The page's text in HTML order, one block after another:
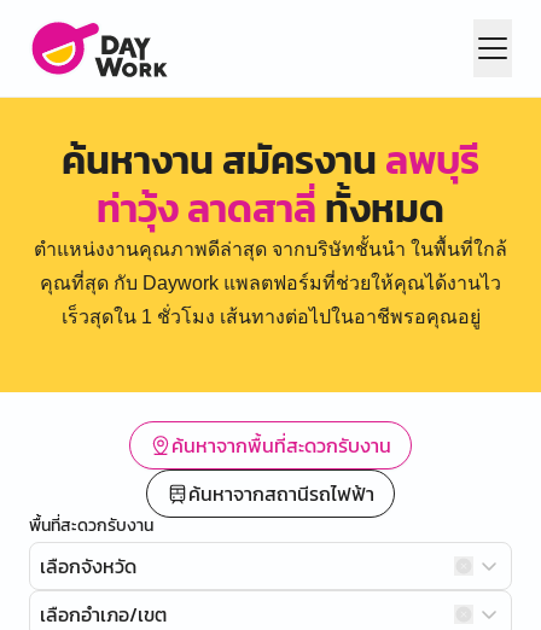
ค้นหางาน สมัครงานลพบุรี
ท่าวุ้ง ลาดสาลี่ทั้งหมด
ตำแหน่งงานคุณภาพดีล่าสุด จากบริษัทชั้นนำ ในพื้นที่ใกล้
คุณที่สุด กับ Daywork แพลตฟอร์มที่ช่วยให้คุณได้งานไว
เร็วสุดใน 1 ชั่วโมง เส้นทางต่อไปในอาชีพรอคุณอยู่
ค้นหาจากพื้นที่สะดวกรับงาน
ค้นหาจากสถานีรถไฟฟ้า
พื้นที่สะดวกรับงาน
เลือกจังหวัด
เลือกอำเภอ/เขต